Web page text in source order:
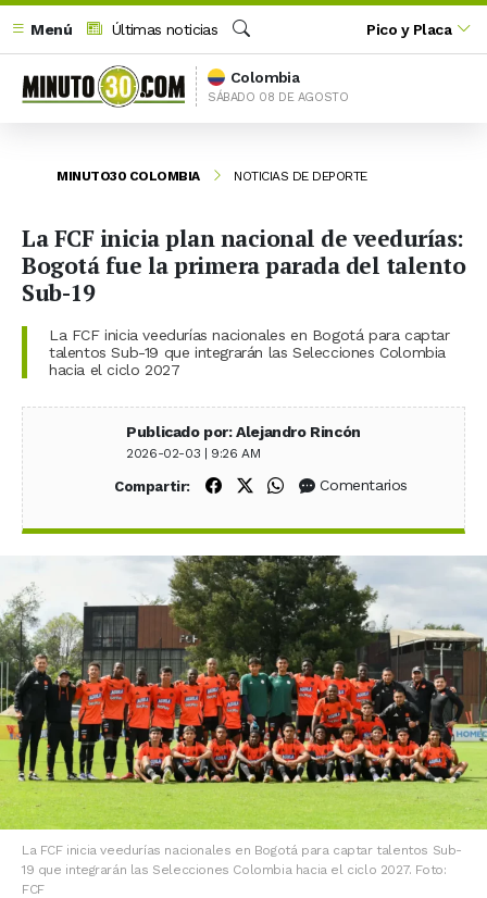
Menú
Últimas noticias
Buscar
Pico y Placa
Colombia
SÁBADO 08 DE AGOSTO
MINUTO30 COLOMBIA NOTICIAS DE DEPORTE
La FCF inicia plan nacional de veedurías:
Bogotá fue la primera parada del talento
Sub-19
La FCF inicia veedurías nacionales en Bogotá para captar
talentos Sub-19 que integrarán las Selecciones Colombia
hacia el ciclo 2027
Publicado por: Alejandro Rincón
2026-02-03 | 9:26 AM
Compartir: Compartir en Facebook
Compartir en X (Twitter)
Compartir en WhatsApp
Comentarios
La FCF inicia veedurías nacionales en Bogotá para captar talentos Sub-
19 que integrarán las Selecciones Colombia hacia el ciclo 2027. Foto:
FCF